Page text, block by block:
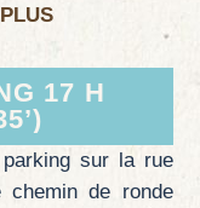
17 H
sur la rue
chemin de ronde